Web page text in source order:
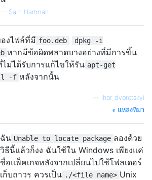
— Sam Hartman
งไฟล์ที่มี foo.deb
dpkg -i
หากมีข้อผิดพลาดบางอย่างที่มีการขึ้น
ม่ได้รับการแก้ไขให้รัน apt-get
-f หลังจากนั้น
ihor_dvoretskyi
แหล่งที่มา
ฉัน Unable to locate package ลองด้วย
วิธีนี้แล้วก็งง ฉันใช้ใน Windows เพียงแค่
ชื่อแพ็คเกจหลังจากเปลี่ยนไปใช้โฟลเดอร์
เก็บถาวร ควรเป็น ./<file name> Unix